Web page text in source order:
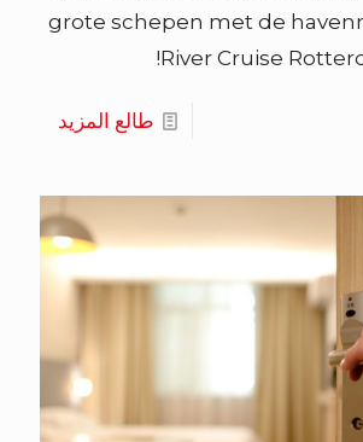
grote schepen met de
River Cruise
طالع المزيد